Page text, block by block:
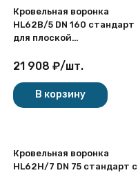
Кровельная воронка
HL62B/5 DN 160 стандарт
для плоской
21 908 ₽/шт.
В корзину
Кровельная воронка
HL62H/7 DN 75 стандарт с